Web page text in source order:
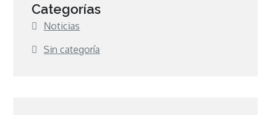
Categorías
Noticias
Sin categoría